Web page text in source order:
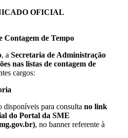
OFICIAL
Contagem de Tempo
, a Secretaria de Administração
nas listas de contagem de
cargos:
disponíveis para consulta no link
do Portal da SME
, no banner referente à